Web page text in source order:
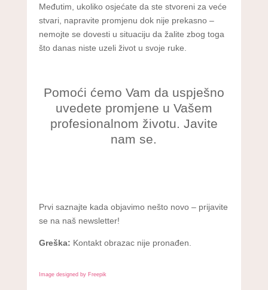
Međutim, ukoliko osjećate da ste stvoreni za veće
stvari, napravite promjenu dok nije prekasno –
nemojte se dovesti u situaciju da žalite zbog toga
što danas niste uzeli život u svoje ruke.
Pomoći ćemo Vam da uspješno
uvedete promjene u Vašem
profesionalnom životu. Javite
nam se.
Prvi saznajte kada objavimo nešto novo – prijavite
se na naš newsletter!
Greška: Kontakt obrazac nije pronađen.
Image designed by Freepik